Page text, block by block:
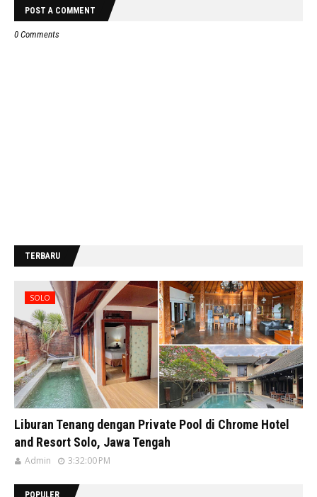
POST A COMMENT
0 Comments
TERBARU
SOLO
Liburan Tenang dengan Private Pool di Chrome Hotel
and Resort Solo, Jawa Tengah
Admin 3:32:00 PM